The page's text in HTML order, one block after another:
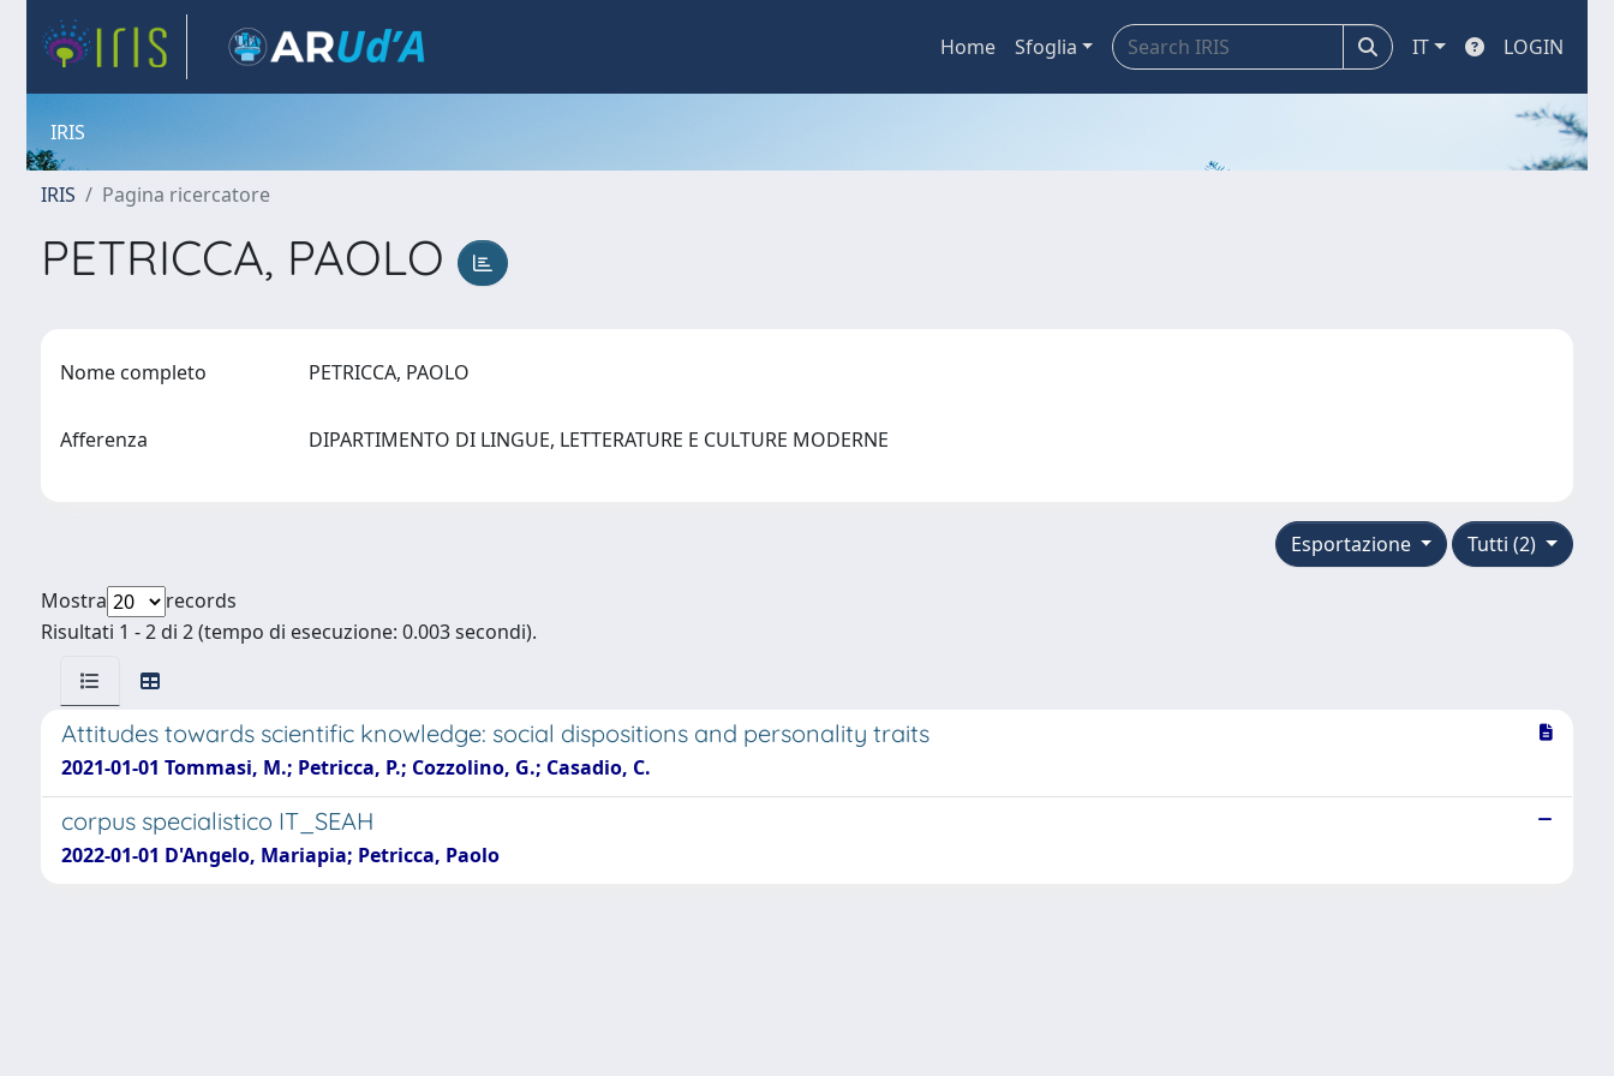
Home Sfoglia IT LOGIN
IRIS
IRIS Pagina ricercatore
PETRICCA, PAOLO
Nome completo PETRICCA, PAOLO
Afferenza DIPARTIMENTO DI LINGUE, LETTERATURE E CULTURE MODERNE
Tutti (2)
Esportazione
Mostra
records
Risultati 1 - 2 di 2 (tempo di esecuzione: 0.003 secondi).
Attitudes towards scientific knowledge: social dispositions and personality traits
2021-01-01 Tommasi, M.; Petricca, P.; Cozzolino, G.; Casadio, C.
corpus specialistico IT_SEAH
2022-01-01 D'Angelo, Mariapia; Petricca, Paolo